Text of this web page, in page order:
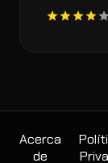
Acerca
de